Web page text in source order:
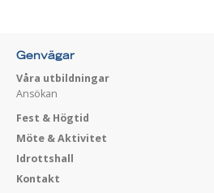
Genvägar
Våra utbildningar
Ansökan
Fest & Högtid
Möte & Aktivitet
Idrottshall
Kontakt